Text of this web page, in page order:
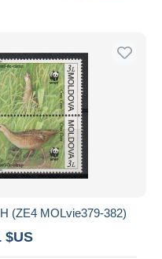
(ZE4 MOLvie379-382)
$US